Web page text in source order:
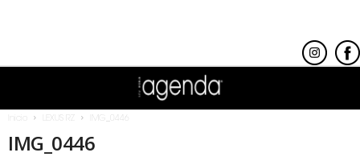
LEXUS RZ IMG_0446
IMG_0446